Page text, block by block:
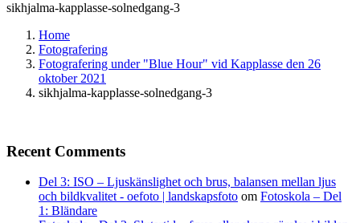
sikhjalma-kapplasse-solnedgang-3
Home
Fotografering
Fotografering under "Blue Hour" vid Kapplasse den 26
oktober 2021
sikhjalma-kapplasse-solnedgang-3
Recent Comments
Del 3: ISO – Ljuskänslighet och brus, balansen mellan ljus
och bildkvalitet - oefoto | landskapsfoto om Fotoskola – Del
1: Bländare